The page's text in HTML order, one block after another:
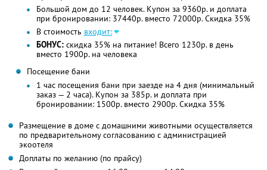
Большой дом до 12 человек. Купон за 9360р. и доплата
при бронировании: 37440р. вместо 72000р. Скидка 35%
В стоимость входит:
БОНУС:скидка 35% на питание! Всего 1230р. в день
вместо 1900р. на человека
Посещение бани
1 час посещения бани при заезде на 4 дня (минимальный
заказ — 2 часа). Купон за 385р. и доплата при
бронировании: 1500р. вместо 2900р. Скидка 35%
Размещение в доме с домашними животными осуществляется
по предварительному согласованию с администрацией
экоотеля
Доплаты по желанию (по прайсу)